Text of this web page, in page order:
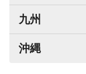
九州
沖縄